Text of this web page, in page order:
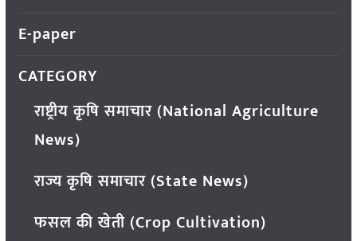
E-paper
CATEGORY
राष्ट्रीय कृषि समाचार (National Agriculture
News)
राज्य कृषि समाचार (State News)
फसल की खेती (Crop Cultivation)